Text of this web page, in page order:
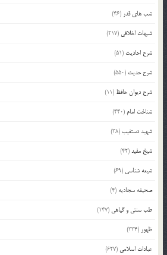
شب های قدر (46)
شبهات اخلاقی (217)
شرح احادیث (51)
شرح حدیث (550)
شرح دیوان حافظ (11)
شناخت امام (440)
شهید دستغیب(38)
شیخ مفید(42)
شیعه شناسی (69)
صحیفه سجادیه (4)
طب سنتی و گیاهی (147)
ظهور (334)
عبادات اسلامی (627)